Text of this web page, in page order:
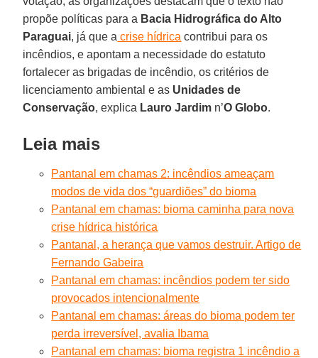
propõe políticas para a Bacia Hidrográfica do Alto
Paraguai, já que a crise hídrica contribui para os
incêndios, e apontam a necessidade do estatuto
fortalecer as brigadas de incêndio, os critérios de
licenciamento ambiental e as Unidades de
Conservação, explica Lauro Jardim n’O Globo.
Leia mais
Pantanal em chamas 2: incêndios ameaçam
modos de vida dos “guardiões” do bioma
Pantanal em chamas: bioma caminha para nova
crise hídrica histórica
Pantanal, a herança que vamos destruir. Artigo de
Fernando Gabeira
Pantanal em chamas: incêndios podem ter sido
provocados intencionalmente
Pantanal em chamas: áreas do bioma podem ter
perda irreversível, avalia Ibama
Pantanal em chamas: bioma registra 1 incêndio a